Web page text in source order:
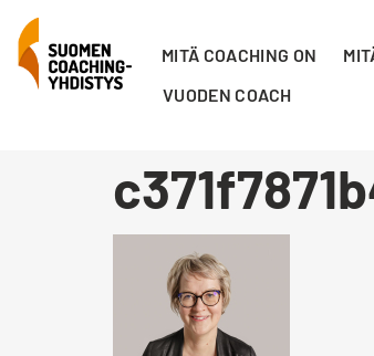
MITÄ COACHING ON
VUODEN COACH